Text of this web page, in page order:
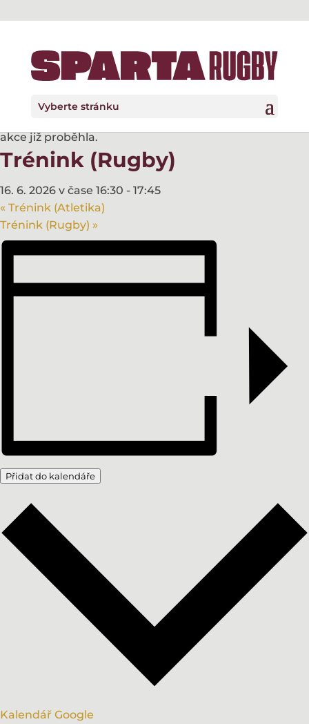
Vyberte stránku
akce již proběhla.
Trénink (Rugby)
16. 6. 2026 v čase 16:30 - 17:45
« Trénink (Atletika)
Trénink (Rugby) »
Přidat do kalendáře
Kalendář Google